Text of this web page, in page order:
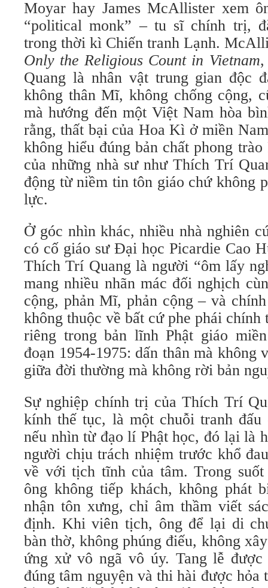
Moyar hay James McAllister xem
“political monk” – tu sĩ chính trị,
trong thời kì Chiến tranh Lạnh.
Only the Religious Count in Vietnam,
Quang là nhân vật trung gian độc
không thân Mĩ, không chống cộng,
mà hướng đến một Việt Nam hòa
rằng, thất bại của Hoa Kì ở miền
không hiểu đúng bản chất phong
của những nhà sư như Thích Trí
động từ niềm tin tôn giáo chứ không
lực.
Ở góc nhìn khác, nhiều nhà nghiên
có cố giáo sư Đại học Picardie Cao
Thích Trí Quang là người “ôm lấy
mang nhiều nhãn mác đối nghịch
cộng, phản Mĩ, phản cộng – và
không thuộc về bất cứ phe phái
riêng trong bản lĩnh Phật giáo
đoạn 1954-1975: dấn thân mà không
giữa đời thường mà không rời bản
Sự nghiệp chính trị của Thích Trí
kính thế tục, là một chuỗi tranh
nếu nhìn từ đạo lí Phật học, đó lại là
người chịu trách nhiệm trước khổ
về với tịch tĩnh của tâm. Trong
ông không tiếp khách, không phát
nhận tôn xưng, chỉ âm thầm viết
định. Khi viên tịch, ông để lại di
bàn thờ, không phúng điếu, không
ứng xử vô ngã vô úy. Tang lễ
đúng tâm nguyện và thi hài được hỏa